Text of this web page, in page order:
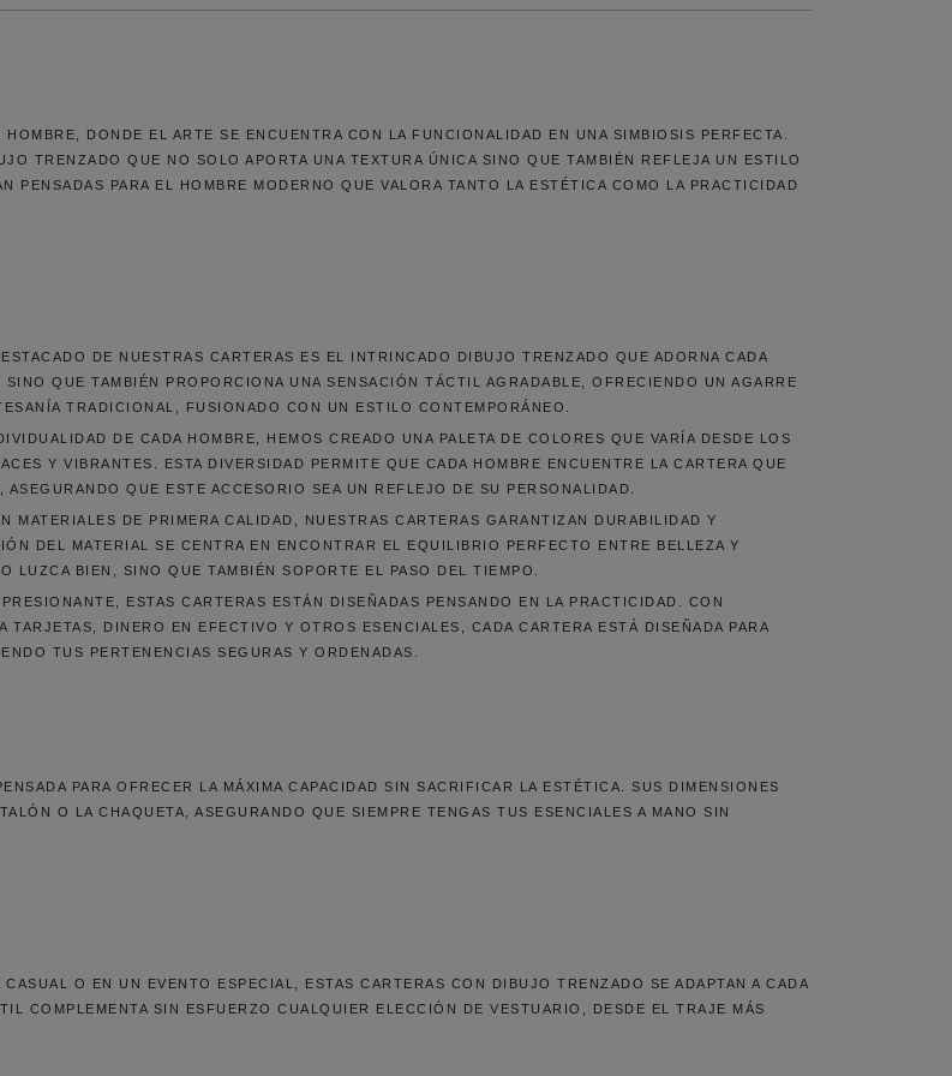
DONDE EL ARTE SE ENCUENTRA CON LA FUNCIONALIDAD EN UNA SIMBIOSIS PERFECTA.
TRENZADO QUE NO SOLO APORTA UNA TEXTURA ÚNICA SINO QUE TAMBIÉN REFLEJA UN ESTILO
PENSADAS PARA EL HOMBRE MODERNO QUE VALORA TANTO LA ESTÉTICA COMO LA PRACTICIDAD
DE NUESTRAS CARTERAS ES EL INTRINCADO DIBUJO TRENZADO QUE ADORNA CADA
QUE TAMBIÉN PROPORCIONA UNA SENSACIÓN TÁCTIL AGRADABLE, OFRECIENDO UN AGARRE
TRADICIONAL, FUSIONADO CON UN ESTILO CONTEMPORÁNEO.
DE CADA HOMBRE, HEMOS CREADO UNA PALETA DE COLORES QUE VARÍA DESDE LOS
Y VIBRANTES. ESTA DIVERSIDAD PERMITE QUE CADA HOMBRE ENCUENTRE LA CARTERA QUE
QUE ESTE ACCESORIO SEA UN REFLEJO DE SU PERSONALIDAD.
MATERIALES DE PRIMERA CALIDAD, NUESTRAS CARTERAS GARANTIZAN DURABILIDAD Y
DEL MATERIAL SE CENTRA EN ENCONTRAR EL EQUILIBRIO PERFECTO ENTRE BELLEZA Y
LUZCA BIEN, SINO QUE TAMBIÉN SOPORTE EL PASO DEL TIEMPO.
ESTAS CARTERAS ESTÁN DISEÑADAS PENSANDO EN LA PRACTICIDAD. CON
TARJETAS, DINERO EN EFECTIVO Y OTROS ESENCIALES, CADA CARTERA ESTÁ DISEÑADA PARA
TUS PERTENENCIAS SEGURAS Y ORDENADAS.
PARA OFRECER LA MÁXIMA CAPACIDAD SIN SACRIFICAR LA ESTÉTICA. SUS DIMENSIONES
O LA CHAQUETA, ASEGURANDO QUE SIEMPRE TENGAS TUS ESENCIALES A MANO SIN
O EN UN EVENTO ESPECIAL, ESTAS CARTERAS CON DIBUJO TRENZADO SE ADAPTAN A CADA
COMPLEMENTA SIN ESFUERZO CUALQUIER ELECCIÓN DE VESTUARIO, DESDE EL TRAJE MÁS